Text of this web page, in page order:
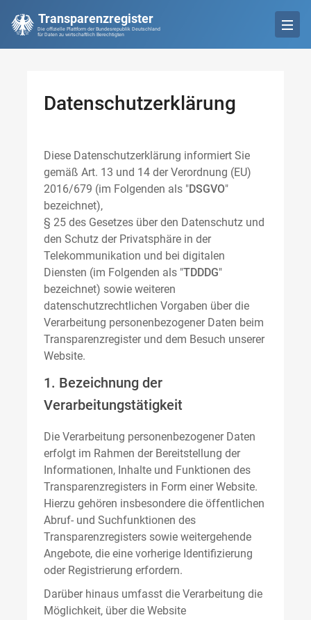
Transparenzregister
Die offizielle Plattform der Bundesrepublik Deutschland
für Daten zu wirtschaftlich Berechtigten
Datenschutzerklärung
Diese Datenschutzerklärung informiert Sie
gemäß Art. 13 und 14 der Verordnung (EU)
2016/679 (im Folgenden als "DSGVO"
bezeichnet),
§ 25 des Gesetzes über den Datenschutz und
den Schutz der Privatsphäre in der
Telekommunikation und bei digitalen
Diensten (im Folgenden als "TDDDG"
bezeichnet) sowie weiteren
datenschutzrechtlichen Vorgaben über die
Verarbeitung personenbezogener Daten beim
Transparenzregister und dem Besuch unserer
Website.
1. Bezeichnung der
Verarbeitungstätigkeit
Die Verarbeitung personenbezogener Daten
erfolgt im Rahmen der Bereitstellung der
Informationen, Inhalte und Funktionen des
Transparenzregisters in Form einer Website.
Hierzu gehören insbesondere die öffentlichen
Abruf- und Suchfunktionen des
Transparenzregisters sowie weitergehende
Angebote, die eine vorherige Identifizierung
oder Registrierung erfordern.
Darüber hinaus umfasst die Verarbeitung die
Möglichkeit, über die Website